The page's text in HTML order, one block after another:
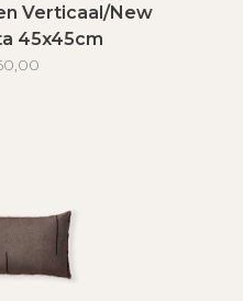
Verticaal/New
45x45cm